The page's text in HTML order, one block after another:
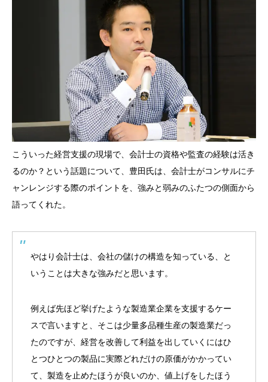
こういった経営支援の現場で、会計士の資格や監査の経験は活き
るのか？という話題について、豊田氏は、会計士がコンサルにチ
ャンレンジする際のポイントを、強みと弱みのふたつの側面から
語ってくれた。
やはり会計士は、会社の儲けの構造を知っている、と
いうことは大きな強みだと思います。
例えば先ほど挙げたような製造業企業を支援するケー
スで言いますと、そこは少量多品種生産の製造業だっ
たのですが、経営を改善して利益を出していくにはひ
とつひとつの製品に実際どれだけの原価がかかってい
て、製造を止めたほうが良いのか、値上げをしたほう